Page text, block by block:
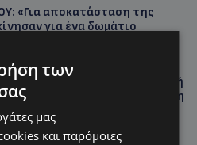
«Για αποκατάσταση της
για ένα δωμάτιο
σταματά η θαλάσσια επιβατική
το 2027-Πότε θα κριθεί η
των
μας
και παρόμοιες